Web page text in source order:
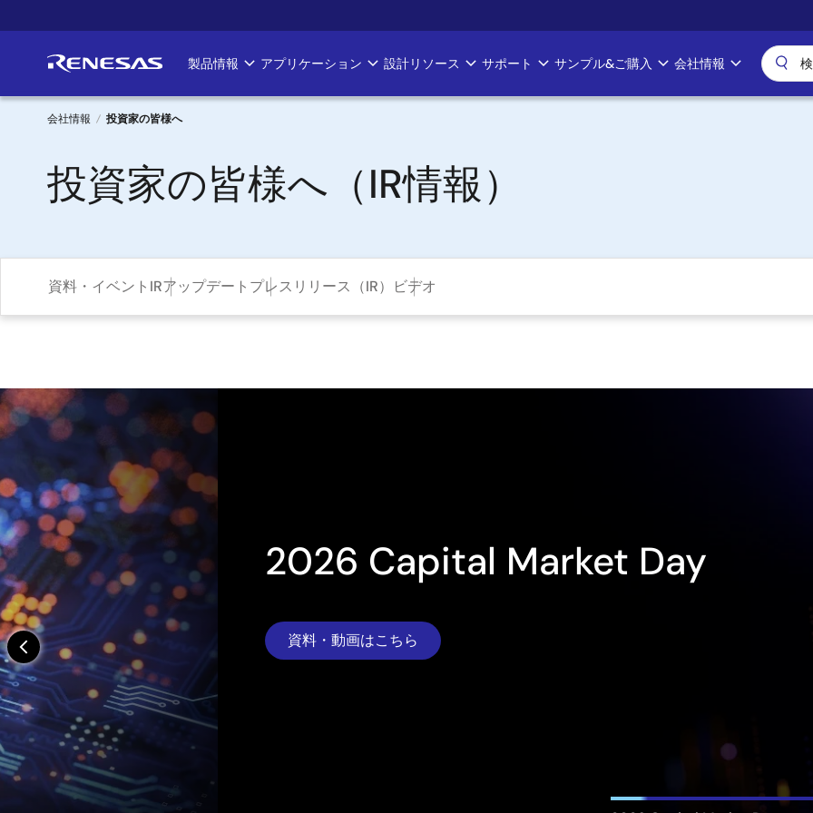
イ
ン
Main
製品情報 アプリケーション 設計リソース サポート サンプル&ご購入 会社情報
パ
ン
ず
会社情報 投資家の皆様へ
投資家の皆様へ（IR情報）
資料・イベント IRアップデート プレスリリース（IR） ビデオ
arrow_back_ios_new
2026 Capital Market Day
資料・動画はこちら